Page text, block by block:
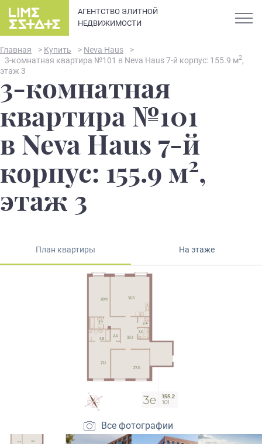
АГЕНТСТВО ЭЛИТНОЙ
НЕДВИЖИМОСТИ
О компании
Новости и статьи
Элитная недвижимость в
Санкт-Петербурге: каталог
квартир и апартаментов
Главная > Купить > Neva Haus
>
3-комнатная квартира №101 в Neva Haus 7-й корпус: 155.9 м2,
этаж 3
3-комнатная
квартира №101
в Neva Haus 7-й
корпус: 155.9 м2,
этаж 3
План квартиры На этаже
Все фотографии